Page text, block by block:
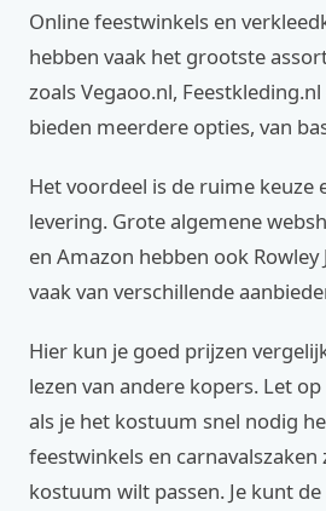
Online feestwinkels en
hebben vaak het grootste
zoals Vegaoo.nl,
bieden meerdere opties, van
Het voordeel is de ruime keuze
levering. Grote algemene
en Amazon hebben ook
vaak van verschillende
Hier kun je goed prijzen
lezen van andere kopers. Let
als je het kostuum snel nodig
feestwinkels en carnavalszaken
kostuum wilt passen. Je kunt